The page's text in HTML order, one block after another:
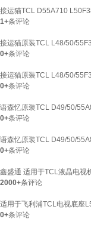
接运猫TCL D55A710
1+条评论
接运猫原装TCL L48/50/
0+条评论
接运猫原装TCL L48/50/
0+条评论
语森忆原装TCL D49/50/
0+条评论
语森忆原装TCL D49/50/
0+条评论
鑫盛通 适用于TCL液晶电
2000+条评论
适用于飞利浦TCL电视底座
0+条评论